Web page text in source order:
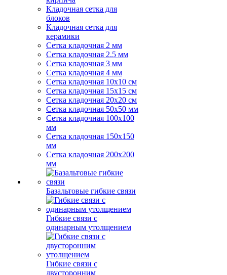
Кладочная сетка для
блоков
Кладочная сетка для
керамики
Сетка кладочная 2 мм
Сетка кладочная 2.5 мм
Сетка кладочная 3 мм
Сетка кладочная 4 мм
Сетка кладочная 10x10 см
Сетка кладочная 15x15 см
Сетка кладочная 20x20 см
Сетка кладочная 50x50 мм
Сетка кладочная 100x100
мм
Сетка кладочная 150x150
мм
Сетка кладочная 200x200
мм
Базальтовые гибкие связи
Гибкие связи с
одинарным утолщением
Гибкие связи с
двусторонним